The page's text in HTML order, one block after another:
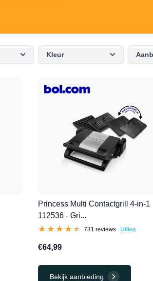
Kleur
Princess Multi Contactgrill 4-in-1
112536 - Gri...
★★★★★
★★★★★ 731 reviews Uitleg
€64,99
Bekijk aanbieding